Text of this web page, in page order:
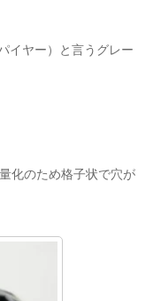
イヤー）と言うグレー
化のため格子状で穴が